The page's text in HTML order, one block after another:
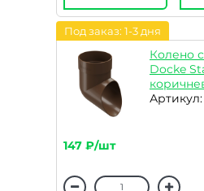
Под заказ: 1-3 дня
Колено
Docke
Артикул:
147 ₽/шт